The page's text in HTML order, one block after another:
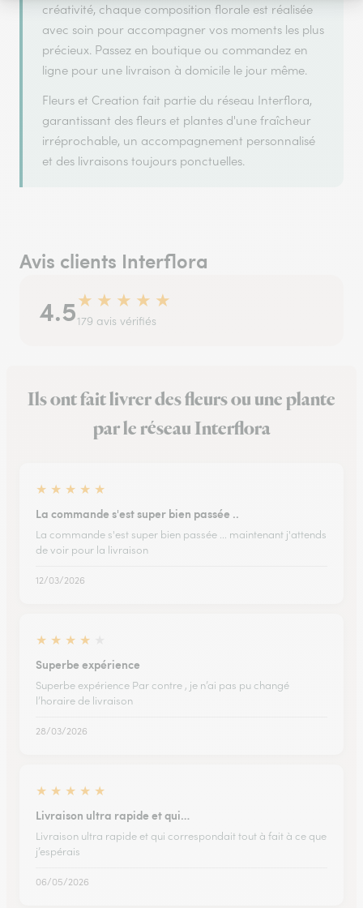
créativité, chaque composition florale est réalisée
avec soin pour accompagner vos moments les plus
précieux. Passez en boutique ou commandez en
ligne pour une livraison à domicile le jour même.
Fleurs et Creation fait partie du réseau Interflora,
garantissant des fleurs et plantes d'une fraîcheur
irréprochable, un accompagnement personnalisé
et des livraisons toujours ponctuelles.
Avis clients Interflora
4.5★ ★ ★ ★ ★
179 avis vérifiés
Ils ont fait livrer des fleurs ou une plante
par le réseau Interflora
★ ★ ★ ★ ★
La commande s'est super bien passée ..
La commande s'est super bien passée ... maintenant j'attends
de voir pour la livraison
12/03/2026
★ ★ ★ ★
Superbe expérience
Superbe expérience Par contre , je n’ai pas pu changé
l’horaire de livraison
28/03/2026
★ ★ ★ ★ ★
Livraison ultra rapide et qui…
Livraison ultra rapide et qui correspondait tout à fait à ce que
j’espérais
06/05/2026